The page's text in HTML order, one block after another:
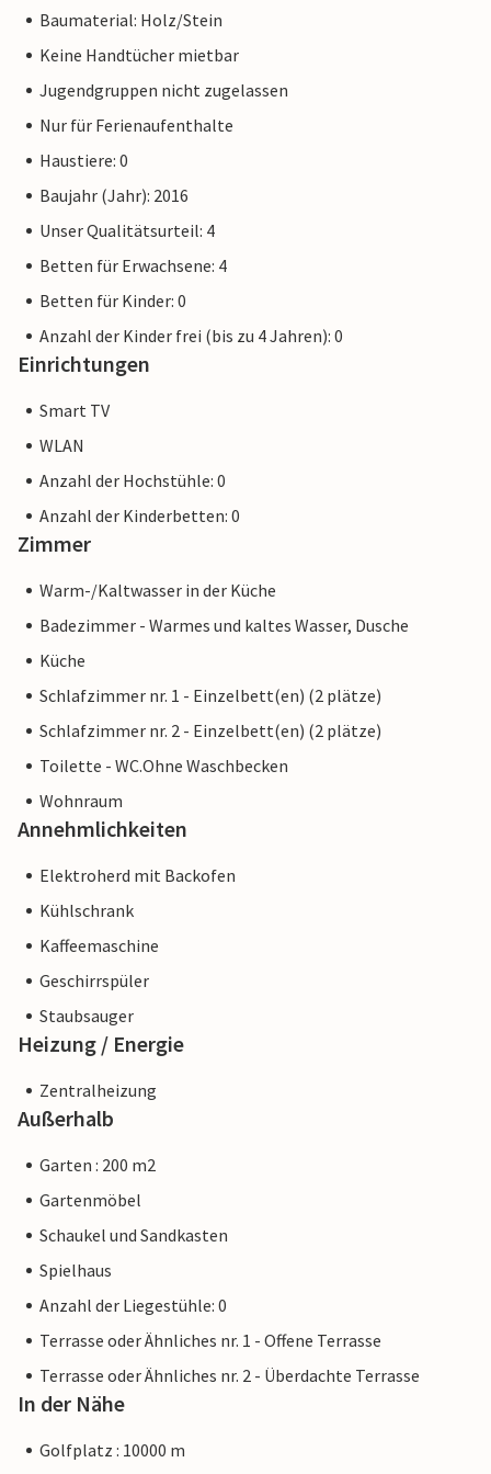
eine kurze Fahrt zum nahe gelegenen Wellness-Center.
Wenn Sie auf der Suche nach Abenteuern sind, besuchen Sie
den tropischen Zoo, Kwadendamme, oder das nahe
Ein wunderbarer Urlaub mit Sonne, Wasser und tollen
Urlaubserinnerungen!
Baumaterial: Holz/Stein
Keine Handtücher mietbar
Jugendgruppen nicht zugelassen
Nur für Ferienaufenthalte
Haustiere: 0
Baujahr (Jahr): 2016
Unser Qualitätsurteil: 4
Betten für Erwachsene: 4
Betten für Kinder: 0
Anzahl der Kinder frei (bis zu 4 Jahren): 0
Einrichtungen
Smart TV
WLAN
Anzahl der Hochstühle: 0
Anzahl der Kinderbetten: 0
Zimmer
Warm-/Kaltwasser in der Küche
Badezimmer - Warmes und kaltes Wasser, Dusche
Küche
Schlafzimmer nr. 1 - Einzelbett(en) (2 plätze)
Schlafzimmer nr. 2 - Einzelbett(en) (2 plätze)
Toilette - WC.Ohne Waschbecken
Wohnraum
Annehmlichkeiten
Elektroherd mit Backofen
Kühlschrank
Kaffeemaschine
Geschirrspüler
Staubsauger
Heizung / Energie
Zentralheizung
Außerhalb
Garten : 200 m2
Gartenmöbel
Schaukel und Sandkasten
Spielhaus
Anzahl der Liegestühle: 0
Terrasse oder Ähnliches nr. 1 - Offene Terrasse
Terrasse oder Ähnliches nr. 2 - Überdachte Terrasse
In der Nähe
Golfplatz : 10000 m